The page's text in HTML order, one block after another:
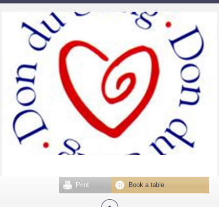
Book a table
Print